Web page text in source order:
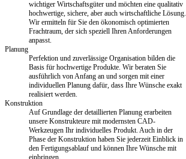
wichtiger Wirtschaftsgüter und möchten eine qualitativ
hochwertige, sichere, aber auch wirtschaftliche Lösung.
Wir ermitteln für Sie den ökonomisch optimierten
Frachtraum, der sich speziell Ihren Anforderungen
anpasst.
Planung
Perfektion und zuverlässige Organisation bilden die
Basis für hochwertige Produkte. Wir beraten Sie
ausführlich von Anfang an und sorgen mit einer
individuellen Planung dafür, dass Ihre Wünsche exakt
realisiert werden.
Konstruktion
Auf Grundlage der detaillierten Planung erarbeiten
unsere Konstrukteure mit modernsten CAD-
Werkzeugen Ihr individuelles Produkt. Auch in der
Phase der Konstruktion haben Sie jederzeit Einblick in
den Fertigungsablauf und können Ihre Wünsche mit
einbringen.